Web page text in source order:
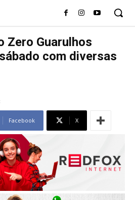
Zero Guarulhos
com diversas
Facebook X